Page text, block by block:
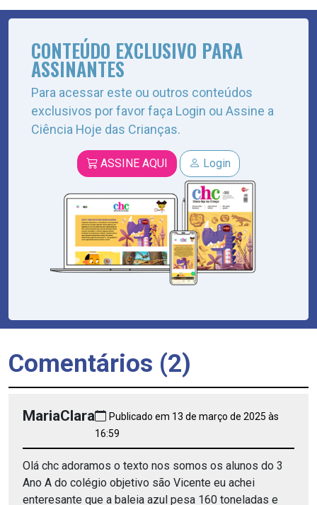
CONTEÚDO EXCLUSIVO PARA
ASSINANTES
Para acessar este ou outros conteúdos
exclusivos por favor faça Login ou Assine a
Ciência Hoje das Crianças.
ASSINE AQUI Login
Comentários (2)
MariaClara
Publicado em 13 de março de 2025 às
16:59
Olá chc adoramos o texto nos somos os alunos do 3
Ano A do colégio objetivo são Vicente eu achei
enteresante que a baleia azul pesa 160 toneladas e